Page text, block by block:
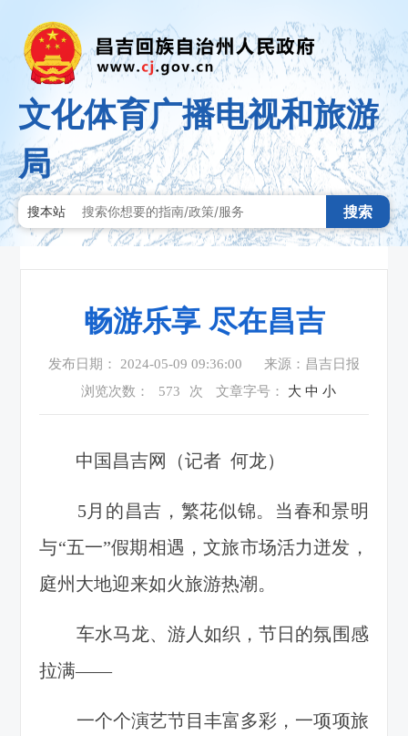
文化体育广播电视和旅游
局
搜本站 搜索
畅游乐享 尽在昌吉
发布日期： 2024-05-09 09:36:00
来源：昌吉日报
浏览次数：
573 次 文章字号： 大 中 小
中国昌吉网（记者 何龙）
5月的昌吉，繁花似锦。当春和景明
与“五一”假期相遇，文旅市场活力迸发，
庭州大地迎来如火旅游热潮。
车水马龙、游人如织，节日的氛围感
拉满——
一个个演艺节目丰富多彩，一项项旅